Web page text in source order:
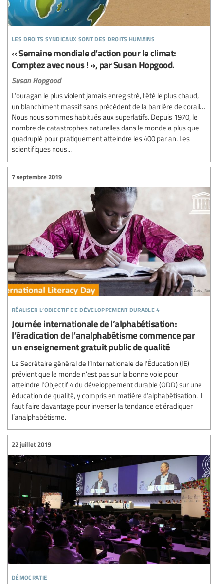
les droits syndicaux sont des droits humains
« Semaine mondiale d’action pour le climat:
Comptez avec nous ! », par Susan Hopgood.
Susan Hopgood
L’ouragan le plus violent jamais enregistré, l’été le plus chaud,
un blanchiment massif sans précédent de la barrière de corail…
Nous nous sommes habitués aux superlatifs. Depuis 1970, le
nombre de catastrophes naturelles dans le monde a plus que
quadruplé pour pratiquement atteindre les 400 par an. Les
scientifiques nous...
réaliser l’objectif de développement durable 4
7 septembre 2019
Journée internationale de l’alphabétisation:
l’éradication de l’analphabétisme commence par
un enseignement gratuit public de qualité
Le Secrétaire général de l’Internationale de l’Éducation (IE)
prévient que le monde n’est pas sur la bonne voie pour
atteindre l’Objectif 4 du développement durable (ODD) sur une
éducation de qualité, y compris en matière d’alphabétisation. Il
faut faire davantage pour inverser la tendance et éradiquer
l’analphabétisme.
démocratie
22 juillet 2019